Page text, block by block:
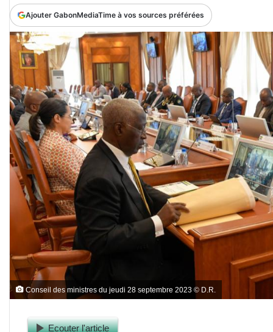
Ajouter GabonMediaTime à vos sources préférées
Conseil des ministres du jeudi 28 septembre 2023 © D.R.
Ecouter l'article